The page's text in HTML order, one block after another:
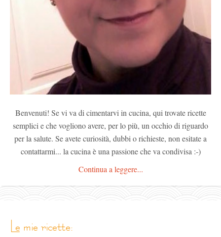
Benvenuti! Se vi va di cimentarvi in cucina, qui trovate ricette
semplici e che vogliono avere, per lo più, un occhio di riguardo
per la salute. Se avete curiosità, dubbi o richieste, non esitate a
contattarmi... la cucina è una passione che va condivisa :-)
Continua a leggere...
le mie ricette: